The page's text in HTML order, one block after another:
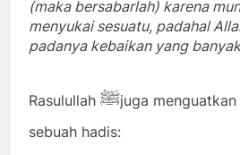
(maka bersabarlah) karena
menyukai sesuatu, padahal
padanya kebaikan yang
Rasulullah ﷺjuga
sebuah hadis: